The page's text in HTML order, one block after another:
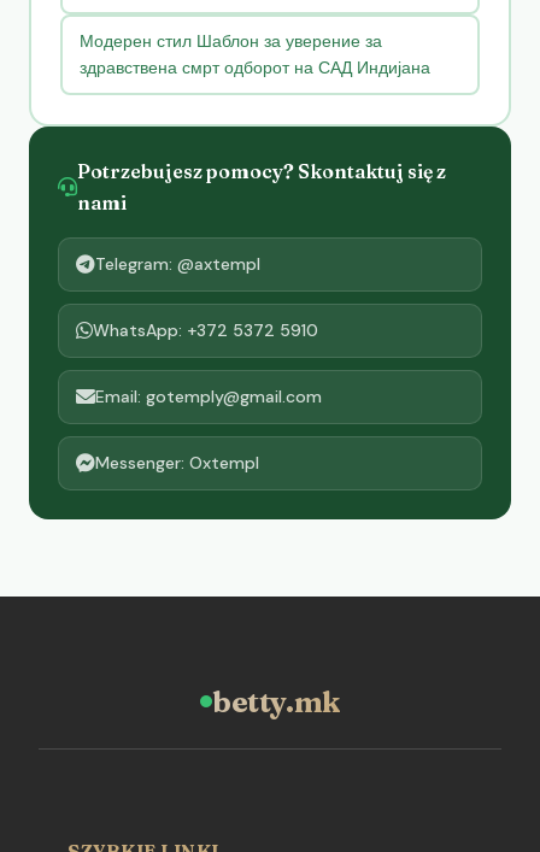
Модерен стил Шаблон за уверение за
здравствена смрт одборот на САД Индијана
Potrzebujesz pomocy? Skontaktuj się z
nami
Telegram: @axtempl
WhatsApp: +372 5372 5910
Email: gotemply@gmail.com
Messenger: Oxtempl
betty.mk